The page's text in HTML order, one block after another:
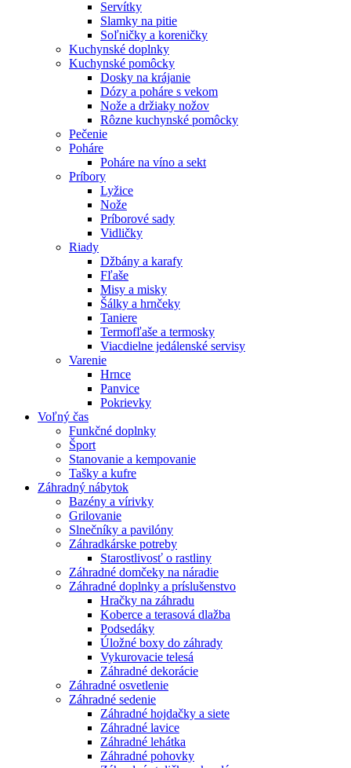
Servítky
Slamky na pitie
Soľničky a koreničky
Kuchynské doplnky
Kuchynské pomôcky
Dosky na krájanie
Dózy a poháre s vekom
Nože a držiaky nožov
Rôzne kuchynské pomôcky
Pečenie
Poháre
Poháre na víno a sekt
Príbory
Lyžice
Nože
Príborové sady
Vidličky
Riady
Džbány a karafy
Fľaše
Misy a misky
Šálky a hrnčeky
Taniere
Termofľaše a termosky
Viacdielne jedálenské servisy
Varenie
Hrnce
Panvice
Pokrievky
Voľný čas
Funkčné doplnky
Šport
Stanovanie a kempovanie
Tašky a kufre
Záhradný nábytok
Bazény a vírivky
Grilovanie
Slnečníky a pavilóny
Záhradkárske potreby
Starostlivosť o rastliny
Záhradné domčeky na náradie
Záhradné doplnky a príslušenstvo
Hračky na záhradu
Koberce a terasová dlažba
Podsedáky
Úložné boxy do záhrady
Vykurovacie telesá
Záhradné dekorácie
Záhradné osvetlenie
Záhradné sedenie
Záhradné hojdačky a siete
Záhradné lavice
Záhradné lehátka
Záhradné pohovky